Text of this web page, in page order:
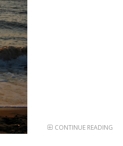
CONTINUE READING